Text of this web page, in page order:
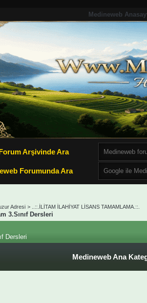
Medineweb
Arşivinde Ara
Forumunda Ara
Adresi > ..::.İLİTAM İLAHİYAT LİSANS TAMAMLAMA.::.
3.Sınıf Dersleri
Dersleri
Medineweb Ana